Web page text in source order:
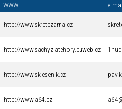
WWW e-
http://www.skretezarna.cz
http://www.sachyzlatehory.euweb.cz
http://www.skjesenik.cz
http://www.a64.cz